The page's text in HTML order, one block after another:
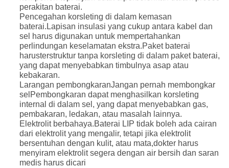
perakitan baterai.
Pencegahan korsleting di dalam kemasan
baterai.Lapisan insulasi yang cukup antara kabel dan
sel harus digunakan untuk mempertahankan
perlindungan keselamatan ekstra.Paket baterai
harusterstruktur tanpa korsleting di dalam paket baterai,
yang dapat menyebabkan timbulnya asap atau
kebakaran.
Larangan pembongkaranJangan pernah membongkar
sel Pembongkaran dapat menghasilkan korsleting
internal di dalam sel, yang dapat menyebabkan gas,
pembakaran, ledakan, atau masalah lainnya.
Elektrolit berbahaya.Baterai LIP tidak boleh ada cairan
dari elektrolit yang mengalir, tetapi jika elektrolit
bersentuhan dengan kulit, atau mata,dokter harus
menyiram elektrolit segera dengan air bersih dan saran
medis harus dicari